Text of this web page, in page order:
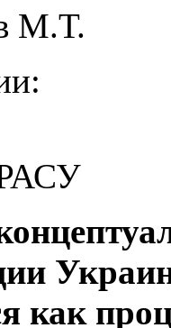
М.Т.
как